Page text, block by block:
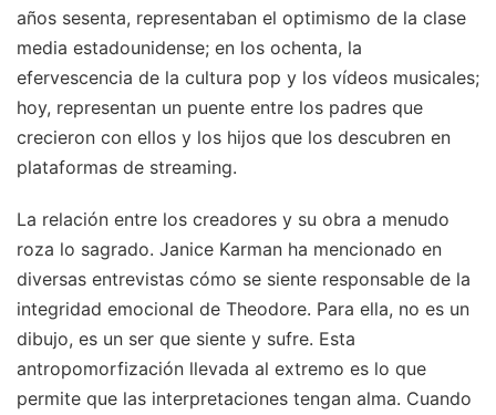
años sesenta, representaban el optimismo de la clase
media estadounidense; en los ochenta, la
efervescencia de la cultura pop y los vídeos musicales;
hoy, representan un puente entre los padres que
crecieron con ellos y los hijos que los descubren en
plataformas de streaming.
La relación entre los creadores y su obra a menudo
roza lo sagrado. Janice Karman ha mencionado en
diversas entrevistas cómo se siente responsable de la
integridad emocional de Theodore. Para ella, no es un
dibujo, es un ser que siente y sufre. Esta
antropomorfización llevada al extremo es lo que
permite que las interpretaciones tengan alma. Cuando